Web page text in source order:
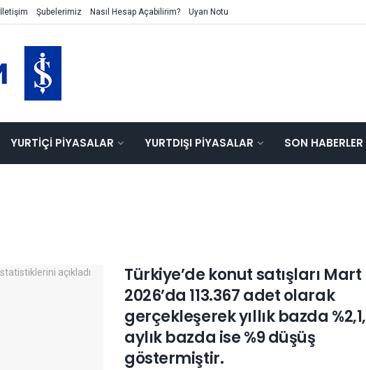
İletişim Şubelerimiz Nasıl Hesap Açabilirim? Uyarı Notu
YURTIÇI PIYASALAR YURTDIŞI PIYASALAR SON HABERLER
Türkiye’de konut satışları Mart
2026’da 113.367 adet olarak
gerçekleşerek yıllık bazda %2,1,
aylık bazda ise %9 düşüş
göstermiştir.